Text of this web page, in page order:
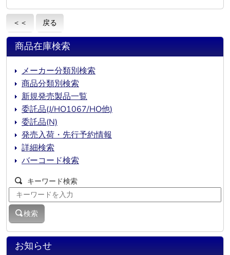
＜＜ 戻る
お知らせ
商品在庫検索
メーカー分類別検索
商品分類別検索
新規発売製品一覧
委託品(J/HO1067/HO他)
委託品(N)
発売入荷・先行予約情報
詳細検索
バーコード検索
キーワード検索
検索